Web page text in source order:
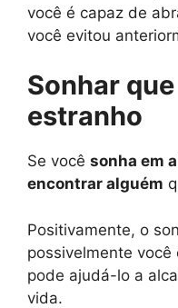
você é capaz de
você evitou
Sonhar
estranho
Se você sonha em
encontrar alguém
Positivamente, o
possivelmente você
pode ajudá-lo a
vida.